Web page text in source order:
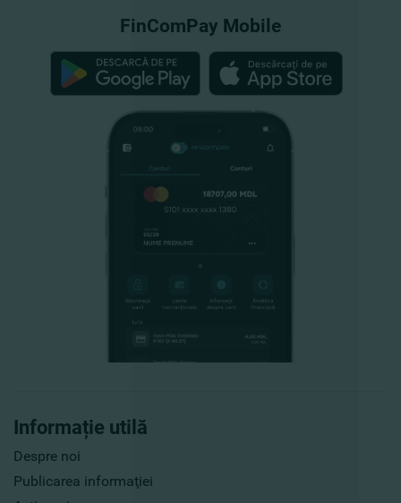
Informație utilă
Despre noi
Publicarea informaţiei
FinComPay Mobile